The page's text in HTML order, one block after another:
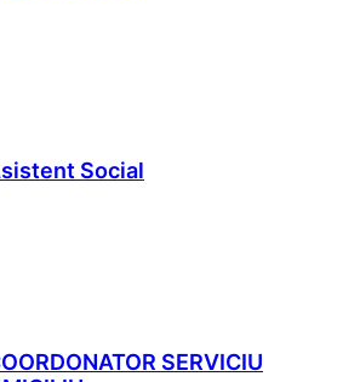
Social
SERVICIU